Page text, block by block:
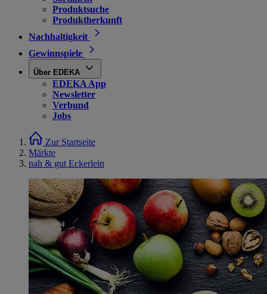
Produktsuche
Produktherkunft
Nachhaltigkeit
Gewinnspiele
Über EDEKA
EDEKA App
Newsletter
Verbund
Jobs
Zur Startseite
Märkte
nah & gut Eckerlein